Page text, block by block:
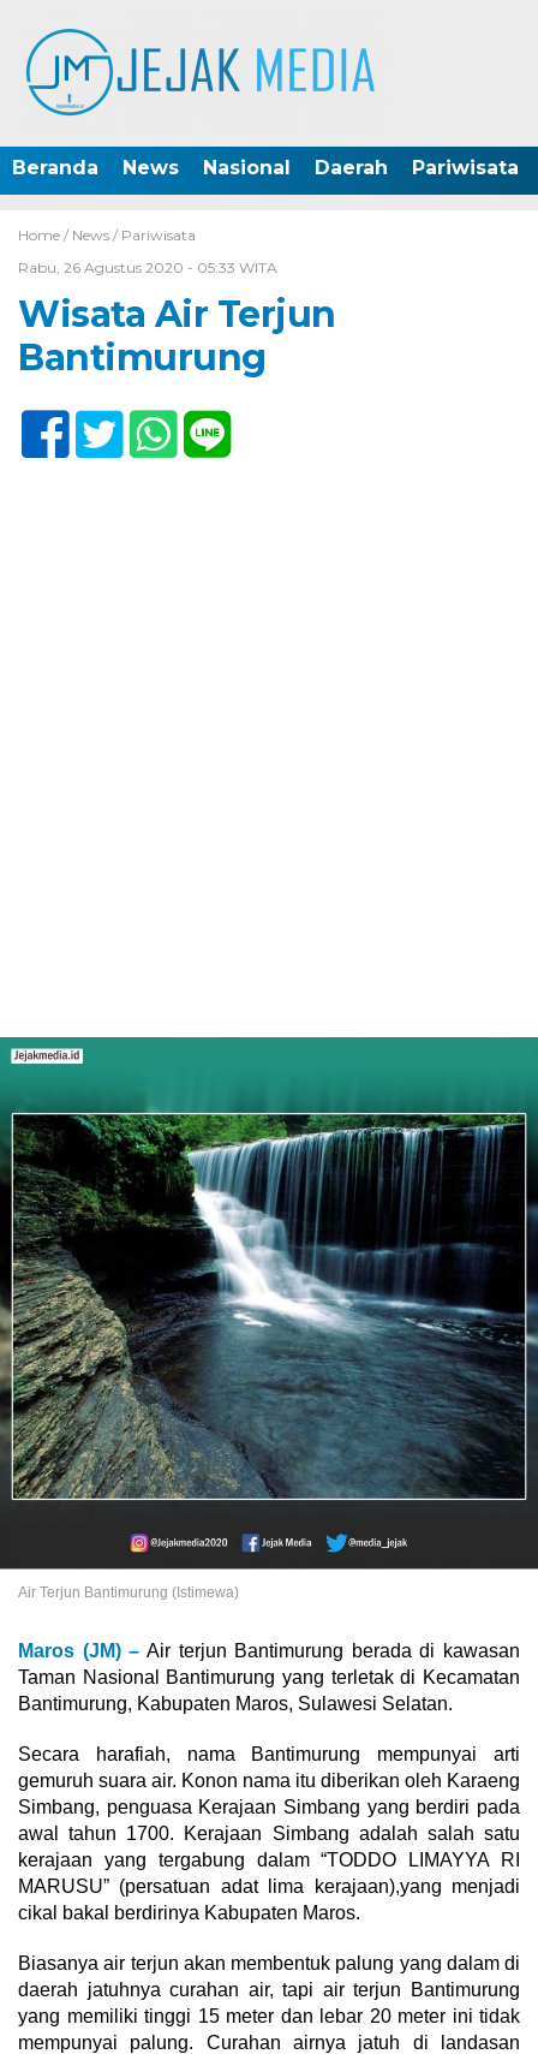
Beranda News Nasional Daerah Pariwisata
Home / News / Pariwisata
Rabu, 26 Agustus 2020 - 05:33 WITA
Wisata Air Terjun
Bantimurung
Air Terjun Bantimurung (Istimewa)
Maros (JM) – Air terjun Bantimurung berada di kawasan
Taman Nasional Bantimurung yang terletak di Kecamatan
Bantimurung, Kabupaten Maros, Sulawesi Selatan.
Secara harafiah, nama Bantimurung mempunyai arti
gemuruh suara air. Konon nama itu diberikan oleh Karaeng
Simbang, penguasa Kerajaan Simbang yang berdiri pada
awal tahun 1700. Kerajaan Simbang adalah salah satu
kerajaan yang tergabung dalam “TODDO LIMAYYA RI
MARUSU” (persatuan adat lima kerajaan),yang menjadi
cikal bakal berdirinya Kabupaten Maros.
Biasanya air terjun akan membentuk palung yang dalam di
daerah jatuhnya curahan air, tapi air terjun Bantimurung
yang memiliki tinggi 15 meter dan lebar 20 meter ini tidak
mempunyai palung. Curahan airnya jatuh di landasan